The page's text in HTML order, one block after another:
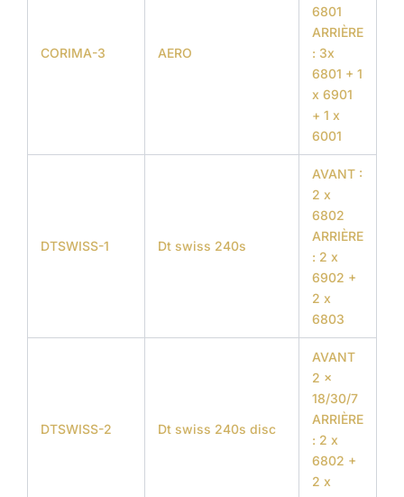
CORIMA-3 AERO
6801
ARRIÈRE
: 3x
6801 + 1
x 6901
+ 1 x
6001
DTSWISS-1 Dt swiss 240s
AVANT :
2 x
6802
ARRIÈRE
: 2 x
6902 +
2 x
6803
DTSWISS-2 Dt swiss 240s disc
AVANT
2 x
18/30/7
ARRIÈRE
: 2 x
6802 +
2 x